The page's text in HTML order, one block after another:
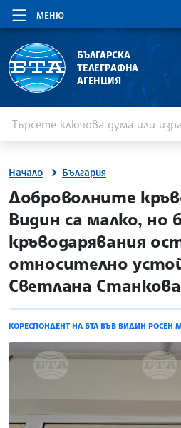
МЕНЮ
БЪЛГАРСКА
ТЕЛЕГРАФНА
АГЕНЦИЯ
Начало България
site.bta
Доброволните
Видин са малко, но
кръводарявания
относително
Светлана Станкова
КОРЕСПОНДЕНТ НА БТА ВЪВ ВИДИН РОСЕН